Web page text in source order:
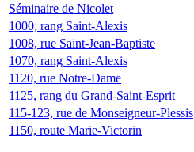
Séminaire de Nicolet
1000, rang Saint-Alexis
1008, rue Saint-Jean-Baptiste
1070, rang Saint-Alexis
1120, rue Notre-Dame
1125, rang du Grand-Saint-Esprit
115-123, rue de Monseigneur-Plessis
1150, route Marie-Victorin